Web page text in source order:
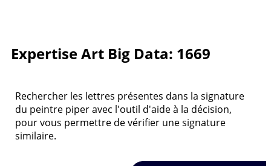
Expertise Art Big Data: 1669
Rechercher les lettres présentes dans la signature
du peintre piper avec l'outil d'aide à la décision,
pour vous permettre de vérifier une signature
similaire.